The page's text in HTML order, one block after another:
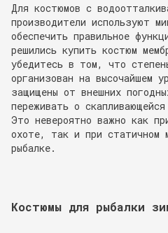
Для костюмов с
производители используют
обеспечить правильное
решились купить костюм
убедитесь в том, что
организован на высочайшем
защищены от внешних
переживать о
Это невероятно важно как
охоте, так и при статичном
рыбалке.
Костюмы для рыбалки